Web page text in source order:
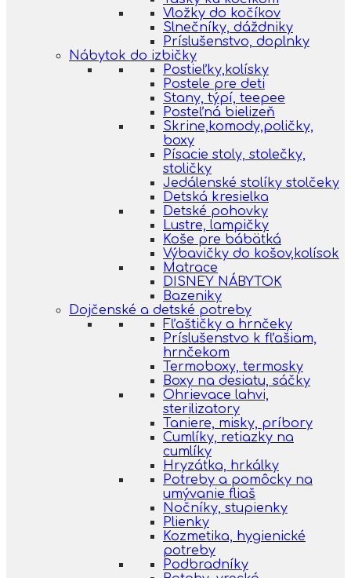
Vložky do kočíkov
Slnečníky, dáždniky
Príslušenstvo, doplnky
Nábytok do izbičky
Postieľky,kolísky
Postele pre deti
Stany, týpí, teepee
Posteľná bielizeň
Skrine,komody,poličky,
boxy
Písacie stoly, stolečky,
stoličky
Jedálenské stolíky stolčeky
Detská kresielka
Detské pohovky
Lustre, lampičky
Koše pre bábätká
Výbavičky do košov,kolísok
Matrace
DISNEY NÁBYTOK
Bazeniky
Dojčenské a detské potreby
Fľaštičky a hrnčeky
Príslušenstvo k fľašiam,
hrnčekom
Termoboxy, termosky
Boxy na desiatu, sáčky
Ohrievace lahvi,
sterilizatory
Taniere, misky, príbory
Cumlíky, retiazky na
cumlíky
Hryzátka, hrkálky
Potreby a pomôcky na
umývanie fliaš
Nočníky, stupienky
Plienky
Kozmetika, hygienické
potreby
Podbradníky